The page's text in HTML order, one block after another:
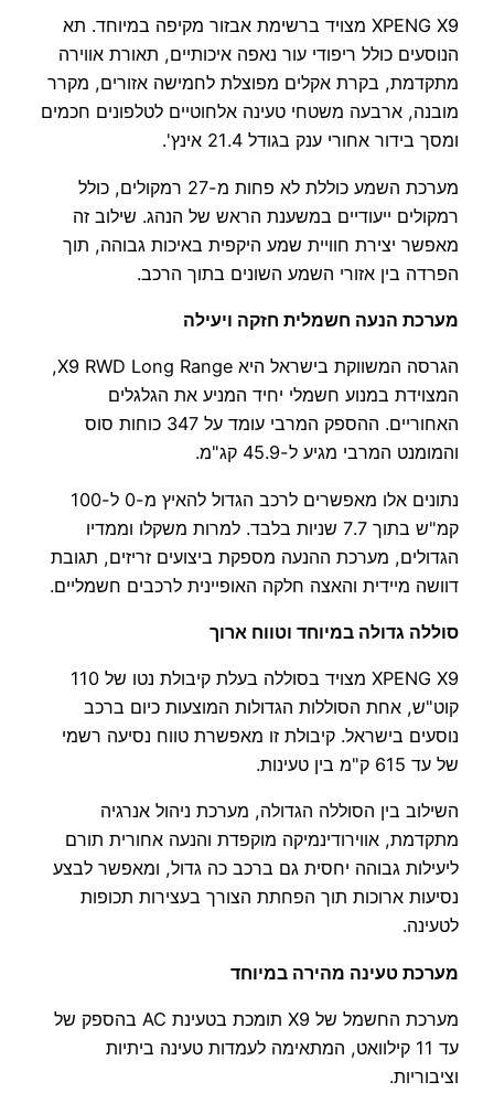
XPENG X9 מצויד ברשימת אבזור מקיפה במיוחד. תא
הנוסעים כולל ריפודי עור נאפה איכותיים, תאורת אווירה
מתקדמת, בקרת אקלים מפוצלת לחמישה אזורים, מקרר
מובנה, ארבעה משטחי טעינה אלחוטיים לטלפונים חכמים
ומסך בידור אחורי ענק בגודל 21.4 אינץ'.
מערכת השמע כוללת לא פחות מ-27 רמקולים, כולל
רמקולים ייעודיים במשענת הראש של הנהג. שילוב זה
מאפשר יצירת חוויית שמע היקפית באיכות גבוהה, תוך
הפרדה בין אזורי השמע השונים בתוך הרכב.
מערכת הנעה חשמלית חזקה ויעילה
הגרסה המשווקת בישראל היא X9 RWD Long Range,
המצוידת במנוע חשמלי יחיד המניע את הגלגלים
האחוריים. ההספק המרבי עומד על 347 כוחות סוס
והמומנט המרבי מגיע ל-45.9 קג"מ.
נתונים אלו מאפשרים לרכב הגדול להאיץ מ-0 ל-100
קמ"ש בתוך 7.7 שניות בלבד. למרות משקלו וממדיו
הגדולים, מערכת ההנעה מספקת ביצועים זריזים, תגובת
דוושה מיידית והאצה חלקה האופיינית לרכבים חשמליים.
סוללה גדולה במיוחד וטווח ארוך
XPENG X9 מצויד בסוללה בעלת קיבולת נטו של 110
קוט"ש, אחת הסוללות הגדולות המוצעות כיום ברכב
נוסעים בישראל. קיבולת זו מאפשרת טווח נסיעה רשמי
של עד 615 ק"מ בין טעינות.
השילוב בין הסוללה הגדולה, מערכת ניהול אנרגיה
מתקדמת, אווירודינמיקה מוקפדת והנעה אחורית תורם
ליעילות גבוהה יחסית גם ברכב כה גדול, ומאפשר לבצע
נסיעות ארוכות תוך הפחתת הצורך בעצירות תכופות
לטעינה.
מערכת טעינה מהירה במיוחד
מערכת החשמל של X9 תומכת בטעינת AC בהספק של
עד 11 קילוואט, המתאימה לעמדות טעינה ביתיות
וציבוריות.